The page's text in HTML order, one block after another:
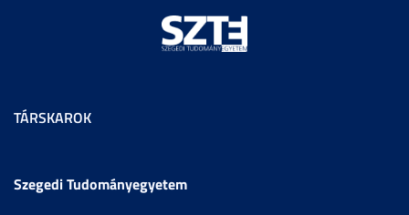
TÁRSKAROK
Szegedi Tudományegyetem